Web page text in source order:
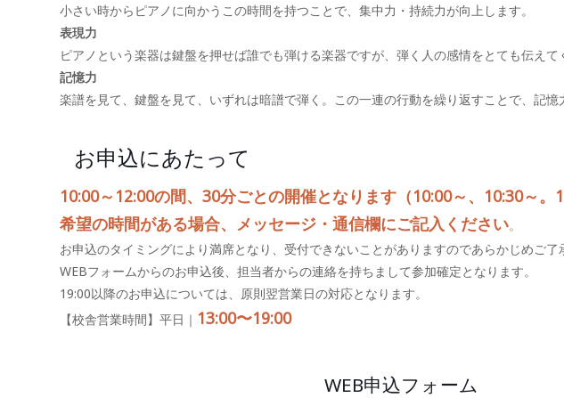
小さい時からピアノに向かうこの時間を持つことで、集中力・持続力が向上します。
表現力
ピアノという楽器は鍵盤を押せば誰でも弾ける楽器ですが、弾く人の感情をとても伝えて
記憶力
楽譜を見て、鍵盤を見て、いずれは暗譜で弾く。この一連の行動を繰り返すことで、記憶
お申込にあたって
10:00～12:00の間、30分ごとの開催となります（10:00～、10:30～。
希望の時間がある場合、メッセージ・通信欄にご記入ください。
お申込のタイミングにより満席となり、受付できないことがありますのであらかじめご了
WEBフォームからのお申込後、担当者からの連絡を持ちまして参加確定となります。
19:00以降のお申込については、原則翌営業日の対応となります。
【校舎営業時間】平日｜ 13:00〜19:00
WEB申込フォーム